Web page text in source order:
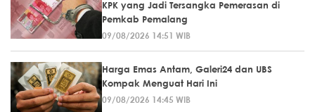
KPK yang Jadi Tersangka Pemerasan di
Pemkab Pemalang
09/08/2026 14:51 WIB
Harga Emas Antam, Galeri24 dan UBS
Kompak Menguat Hari Ini
09/08/2026 14:45 WIB